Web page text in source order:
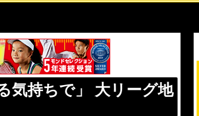
気持ちで」 大リーグ地